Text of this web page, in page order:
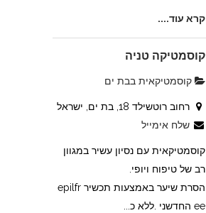
קרא עוד....
קוסמטיקה טניה
קוסמטיקאית בבת ים
רחוב רוטשילד 18, בת ים, ישראל
שלח אימייל
קוסמטיקאית עם נסיון עשיר במגוון
רב של טיפוח ויופי.
הסרת שיער באמצעות תכשיר epilfr
ee החדשני .ללא כ...